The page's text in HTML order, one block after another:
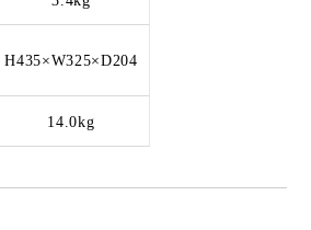
H435×W325×D204
14.0kg